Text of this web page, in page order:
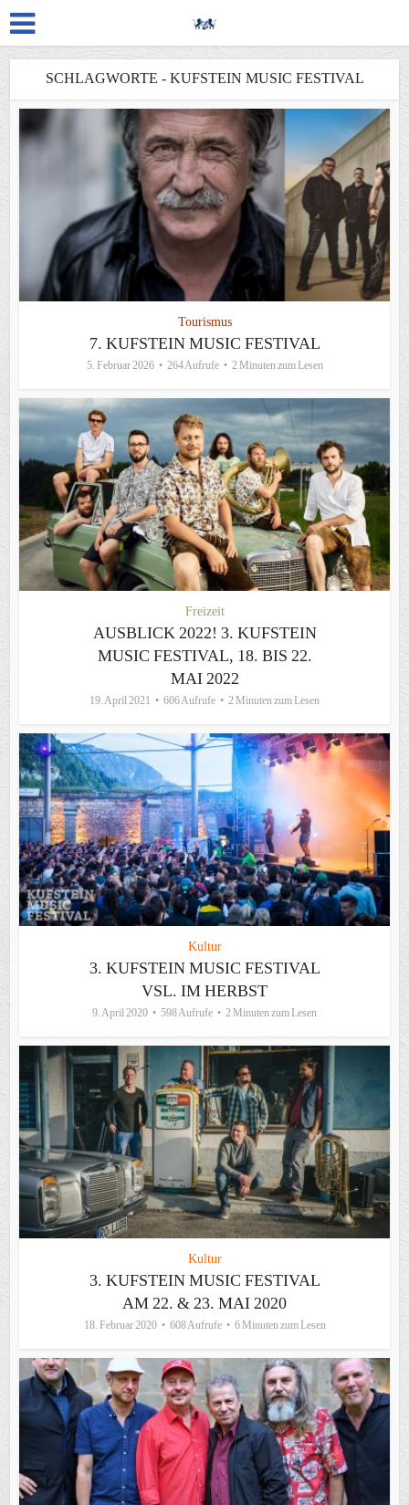
SCHLAGWORTE - KUFSTEIN MUSIC FESTIVAL
Tourismus
7. KUFSTEIN MUSIC FESTIVAL
5. Februar 2026 264 Aufrufe 2 Minuten zum Lesen
Freizeit
AUSBLICK 2022! 3. KUFSTEIN
MUSIC FESTIVAL, 18. BIS 22.
MAI 2022
19. April 2021 606 Aufrufe 2 Minuten zum Lesen
Kultur
3. KUFSTEIN MUSIC FESTIVAL
VSL. IM HERBST
9. April 2020 598 Aufrufe 2 Minuten zum Lesen
Kultur
3. KUFSTEIN MUSIC FESTIVAL
AM 22. & 23. MAI 2020
18. Februar 2020 608 Aufrufe 6 Minuten zum Lesen